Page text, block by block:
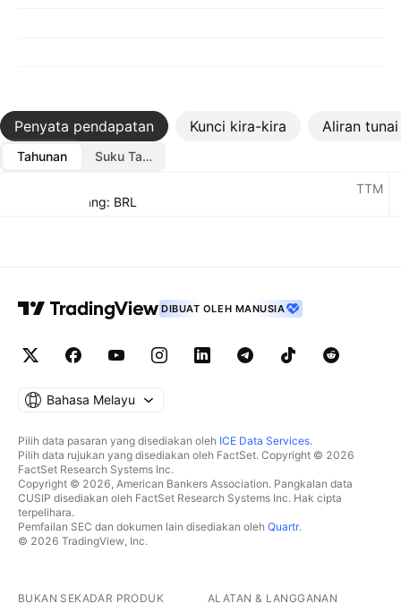
Penyata pendapatan Kunci kira-kira Aliran tunai
Tahunan
Suku Tahunan
Mata wang: BRL
TTM
DIBUAT OLEH MANUSIA
Bahasa Melayu
Pilih data pasaran yang disediakan oleh ICE Data Services.
Pilih data rujukan yang disediakan oleh FactSet. Copyright © 2026
FactSet Research Systems Inc.
Copyright © 2026, American Bankers Association. Pangkalan data
CUSIP disediakan oleh FactSet Research Systems Inc. Hak cipta
terpelihara.
Pemfailan SEC dan dokumen lain disediakan oleh Quartr.
© 2026 TradingView, Inc.
BUKAN SEKADAR PRODUK ALATAN & LANGGANAN